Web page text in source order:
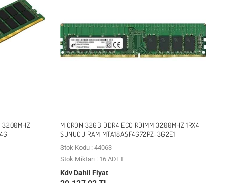
3200MHZ
MICRON 32GB DDR4 ECC RDIMM 3200MHZ 1RX4
SUNUCU RAM MTA18ASF4G72PZ-3G2E1
Stok Kodu : 44063
Stok Miktarı : 16 ADET
Kdv Dahil Fiyat